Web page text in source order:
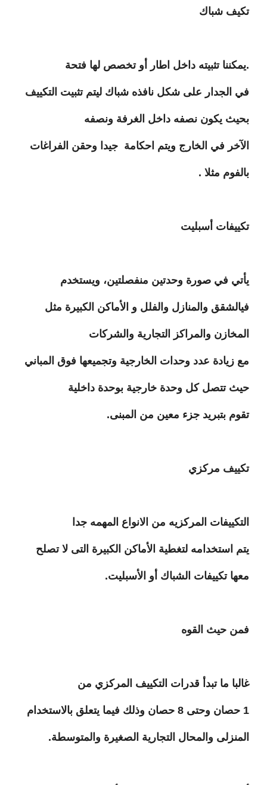
تكيف شباك
.يمكننا تثبيته داخل اطار أو تخصص لها فتحة
في الجدار على شكل نافذه شباك ليتم تثبيت التكييف
بحيث يكون نصفه داخل الغرفة ونصفه
الآخر في الخارج ويتم احكامة جيدا وحقن الفراغات
بالفوم مثلا .
تكييفات أسبليت
يأتي في صورة وحدتين منفصلتين، ويستخدم
فيالشقق والمنازل والفلل و الأماكن الكبيرة مثل
المخازن والمراكز التجارية والشركات
مع زيادة عدد وحدات الخارجية وتجميعها فوق المباني
حيث تتصل كل وحدة خارجية بوحدة داخلية
تقوم بتبريد جزء معين من المبنى.
تكييف مركزي
التكييفات المركزيه من الانواع المهمه جدا
يتم استخدامه لتغطية الأماكن الكبيرة التى لا تصلح
معها تكييفات الشباك أو الأسبليت.
فمن حيث القوه
غالبا ما تبدأ قدرات التكييف المركزي من
1 حصان وحتى 8 حصان وذلك فيما يتعلق بالاستخدام
المنزلى والمحال التجارية الصغيرة والمتوسطة.